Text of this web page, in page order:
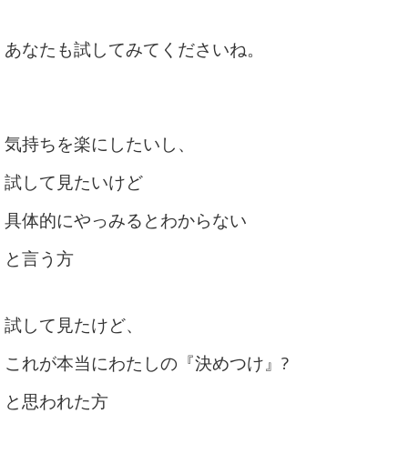
あなたも試してみてくださいね。
気持ちを楽にしたいし、
試して見たいけど
具体的にやっみるとわからない
と言う方
試して見たけど、
これが本当にわたしの『決めつけ』?
と思われた方